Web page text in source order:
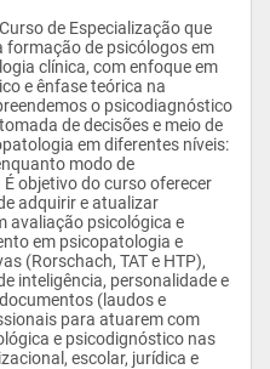
de psicólogos em
clínica, com enfoque em
e ênfase teórica na
o psicodiagnóstico
de decisões e meio de
em diferentes níveis:
modo de
objetivo do curso oferecer
adquirir e atualizar
avaliação psicológica e
em psicopatologia e
(Rorschach, TAT e HTP),
inteligência, personalidade e
(laudos e
para atuarem com
e psicodignóstico nas
escolar, jurídica e